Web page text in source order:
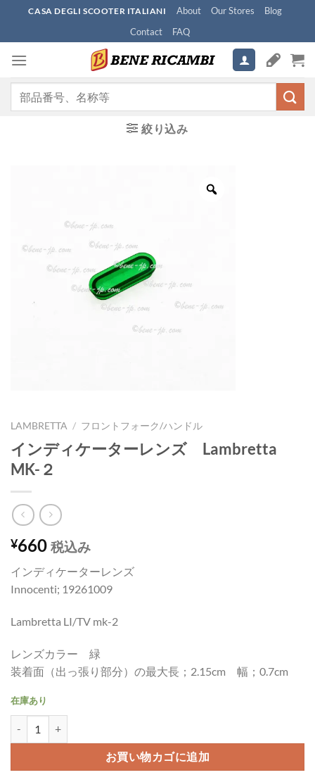
content
CASA DEGLI SCOOTER ITALIANI About Our Stores
Blog
Contact
FAQ
絞り込み
LAMBRETTA / フロントフォーク/ハンドル
インディケーターレンズ Lambretta
MK-２
¥660 税込み
インディケーターレンズ
Innocenti; 19261009
Lambretta LI/TV mk-2
レンズカラー 緑
装着面（出っ張り部分）の最大長；2.15cm 幅；0.7cm
在庫あり
お買い物カゴに追加